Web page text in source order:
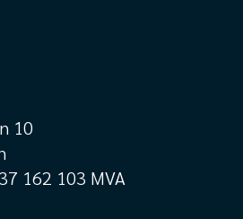
10
162 103 MVA